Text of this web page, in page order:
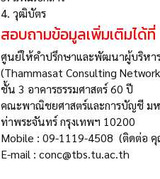
4. วุฒิบัตร
สอบถามข้อมูลเพิ่มเติมได้ที่
ศูนย์ให้คำปรึกษาและพัฒนาผู้บริหา
(Thammasat Consulting
ชั้น 3 อาคารธรรมศาสตร์ 60 ปี
คณะพาณิชยศาสตร์และการบัญชี มห
ท่าพระจันทร์ กรุงเทพฯ 10200
Mobile : 09-1119-4508 (ติดต่อ คุ
E-mail : conc@tbs.tu.ac.th